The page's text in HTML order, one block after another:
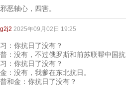
邪恶轴心，四害。
g2j2 2025年09月02日 19:25
习：你抗日了没有？
普：没有，不过俄罗斯和前苏联帮中国抗
习：你抗日了没有？
金：没有，我爹在东北抗日。
普和金：你抗日了没有？